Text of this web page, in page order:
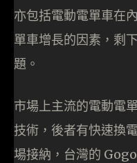
亦包括電動電單車在
單車增長的因素，剩
題。
市場上主流的電動電
技術，後者有快速換
場接納，台灣的